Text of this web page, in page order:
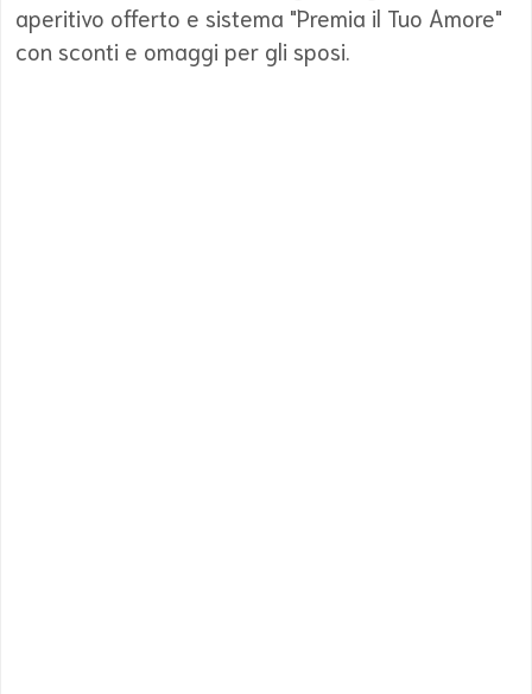
aperitivo offerto e sistema "Premia il Tuo Amore"
con sconti e omaggi per gli sposi.